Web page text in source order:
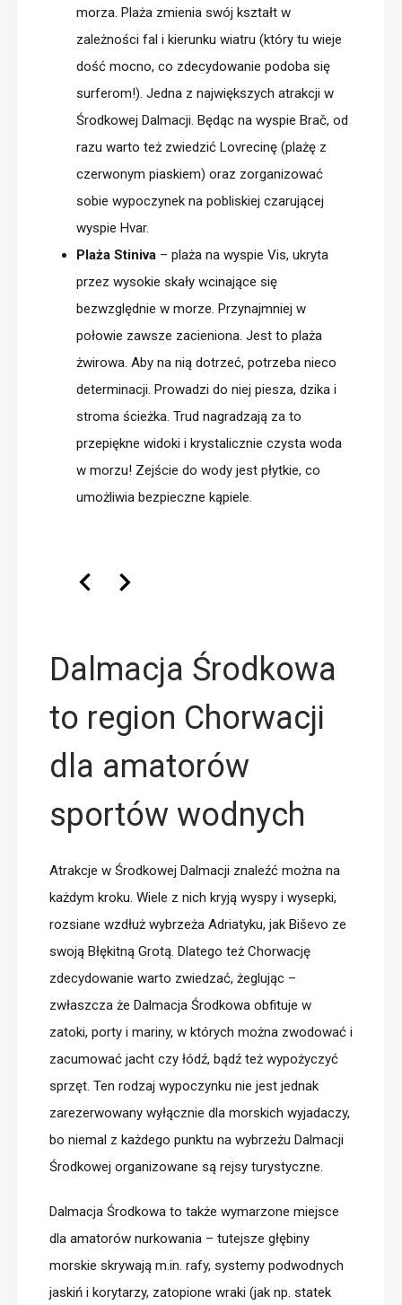
morza. Plaża zmienia swój kształt w
zależności fal i kierunku wiatru (który tu wieje
dość mocno, co zdecydowanie podoba się
surferom!). Jedna z największych atrakcji w
Środkowej Dalmacji. Będąc na wyspie Brač, od
razu warto też zwiedzić Lovrecinę (plażę z
czerwonym piaskiem) oraz zorganizować
sobie wypoczynek na pobliskiej czarującej
wyspie Hvar.
Plaża Stiniva – plaża na wyspie Vis, ukryta
przez wysokie skały wcinające się
bezwzględnie w morze. Przynajmniej w
połowie zawsze zacieniona. Jest to plaża
żwirowa. Aby na nią dotrzeć, potrzeba nieco
determinacji. Prowadzi do niej piesza, dzika i
stroma ścieżka. Trud nagradzają za to
przepiękne widoki i krystalicznie czysta woda
w morzu! Zejście do wody jest płytkie, co
umożliwia bezpieczne kąpiele.
Dalmacja Środkowa
to region Chorwacji
dla amatorów
sportów wodnych
Atrakcje w Środkowej Dalmacji znaleźć można na
każdym kroku. Wiele z nich kryją wyspy i wysepki,
rozsiane wzdłuż wybrzeża Adriatyku, jak Biševo ze
swoją Błękitną Grotą. Dlatego też Chorwację
zdecydowanie warto zwiedzać, żeglując –
zwłaszcza że Dalmacja Środkowa obfituje w
zatoki, porty i mariny, w których można zwodować i
zacumować jacht czy łódź, bądź też wypożyczyć
sprzęt. Ten rodzaj wypoczynku nie jest jednak
zarezerwowany wyłącznie dla morskich wyjadaczy,
bo niemal z każdego punktu na wybrzeżu Dalmacji
Środkowej organizowane są rejsy turystyczne.
Dalmacja Środkowa to także wymarzone miejsce
dla amatorów nurkowania – tutejsze głębiny
morskie skrywają m.in. rafy, systemy podwodnych
jaskiń i korytarzy, zatopione wraki (jak np. statek